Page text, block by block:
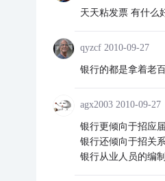
天天粘发票 有什么
qyzcf 2010-09-27
银行的都是拿着老
agx2003 2010-09-27
银行更倾向于招应届
银行还倾向于招关系
银行从业人员的编